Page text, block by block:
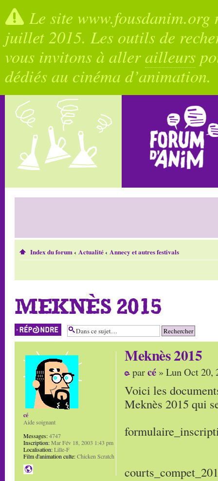
Le site
juillet 2015. Les outils de
vous invitons à allerailleurs
dédiés au cinéma d’animation.
Index du forum‹ Actualité‹ Annecy et autres festivals
MEKNÈS 2015
Répondre
Meknès 2015
parcé » Lun Oct 20,
Voici les
Meknès 2015 qui
cé
Aide soignant
Messages:4747
Inscription:Mar Fév 18, 2003 1:43 pm
Localisation:Lille-F
Film d'animation culte:Chicken Scratch